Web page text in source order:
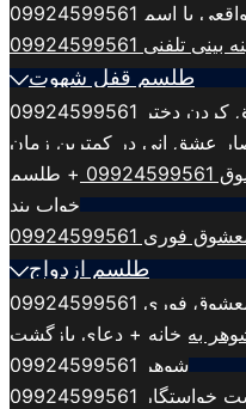
اسم 09924599561
تلفنی 09924599561
طلسم قفل شهوت
09924599561
عشق انی در کمترین زمان
طلسم خواب بند معشوق 09924599561 + طلسم
خواب بند
09924599561
طلسم ازدواج
09924599561
به خانه + دعای بازگشت
شوهر 09924599561
09924599561